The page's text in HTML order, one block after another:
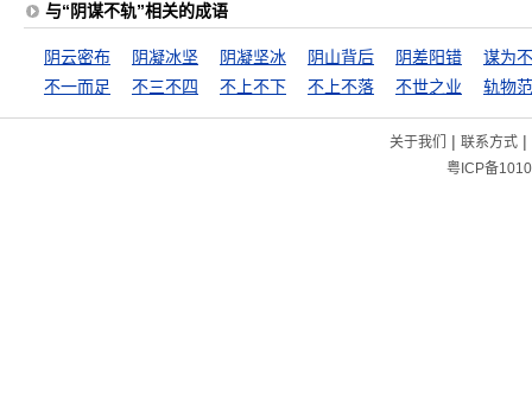
与“阴谋不轨”相关的成语
阴云密布 阴凝冰坚 阴凝坚冰 阴山背后 阴差阳错
谋为
不一而足
不三不四 不上不下 不上不落 不世之业 轨物
关于我们 | 联系方式|
粤ICP备